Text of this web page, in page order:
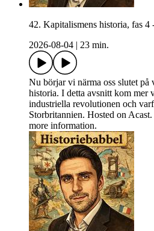
42. Kapitalismens historia, fas 4
2026-08-04
23 min.
Nu börjar vi närma oss slutet på
historia. I detta avsnitt kom mer
industriella revolutionen och
Storbritannien. Hosted on
more information.